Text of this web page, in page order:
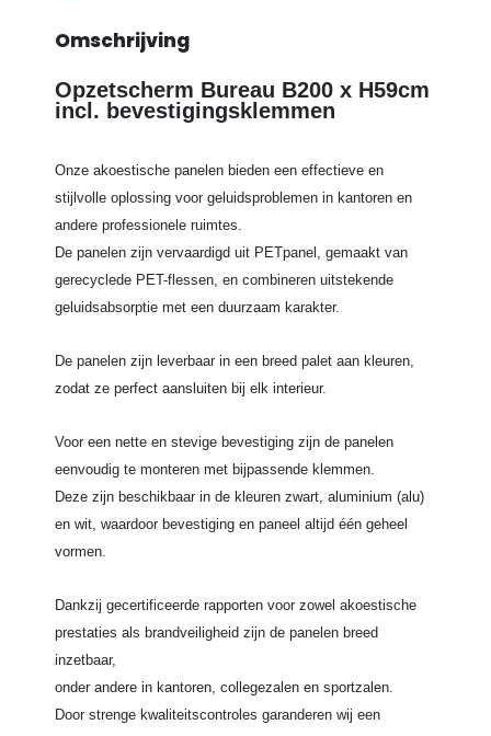
Omschrijving
Opzetscherm Bureau B200 x H59cm
incl. bevestigingsklemmen
Onze akoestische panelen bieden een effectieve en
stijlvolle oplossing voor geluidsproblemen in kantoren en
andere professionele ruimtes.
De panelen zijn vervaardigd uit PETpanel, gemaakt van
gerecyclede PET-flessen, en combineren uitstekende
geluidsabsorptie met een duurzaam karakter.
De panelen zijn leverbaar in een breed palet aan kleuren,
zodat ze perfect aansluiten bij elk interieur.
Voor een nette en stevige bevestiging zijn de panelen
eenvoudig te monteren met bijpassende klemmen.
Deze zijn beschikbaar in de kleuren zwart, aluminium (alu)
en wit, waardoor bevestiging en paneel altijd één geheel
vormen.
Dankzij gecertificeerde rapporten voor zowel akoestische
prestaties als brandveiligheid zijn de panelen breed
inzetbaar,
onder andere in kantoren, collegezalen en sportzalen.
Door strenge kwaliteitscontroles garanderen wij een